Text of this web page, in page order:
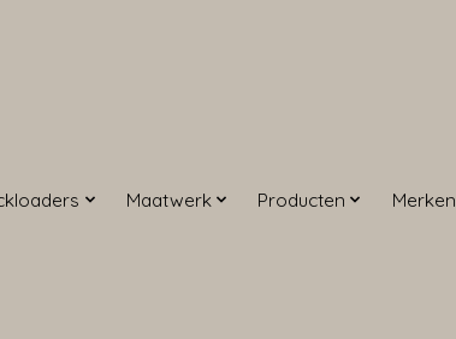
Maatwerk Producten Merken